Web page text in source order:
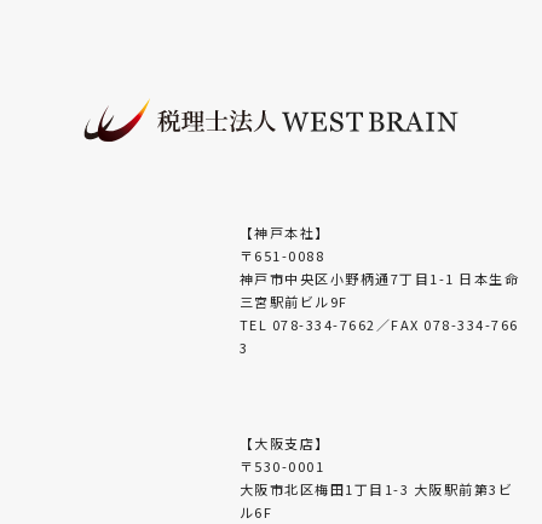
【神戸本社】
〒651-0088
神戸市中央区小野柄通7丁目1-1 日本生命
三宮駅前ビル9F
TEL 078-334-7662／FAX 078-334-766
3
【大阪支店】
〒530-0001
大阪市北区梅田1丁目1-3 大阪駅前第3ビ
ル6F